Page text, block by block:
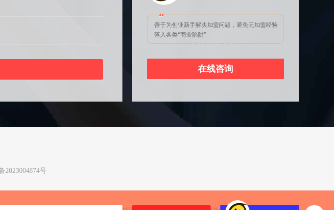
善于为创业新手解决加盟问题，避免无加盟经验
落入各类“商业陷阱”
在线咨询
2023004874号